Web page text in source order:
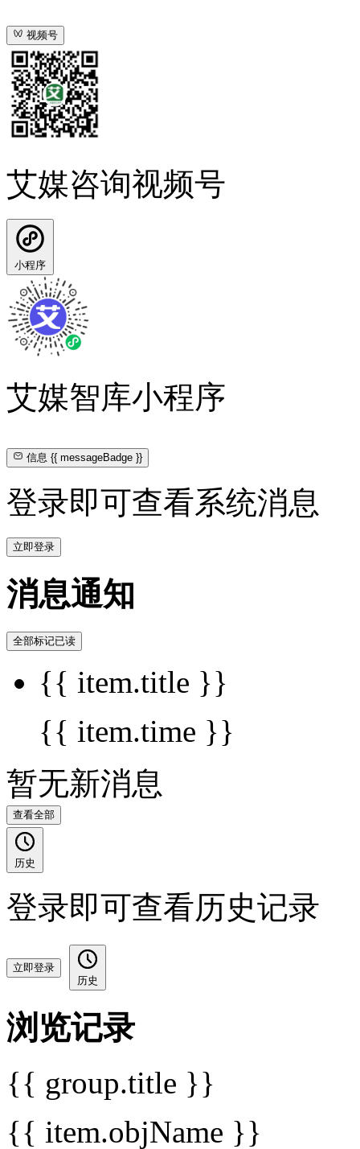
视频号
艾媒咨询视频号
小程序
艾媒智库小程序
信息{{ messageBadge }}
登录即可查看系统消息
立即登录
消息通知
全部标记已读
{{ item.title }}
{{ item.time }}
暂无新消息
查看全部
历史
登录即可查看历史记录
立即登录
历史
浏览记录
{{ group.title }}
{{ item.objName }}